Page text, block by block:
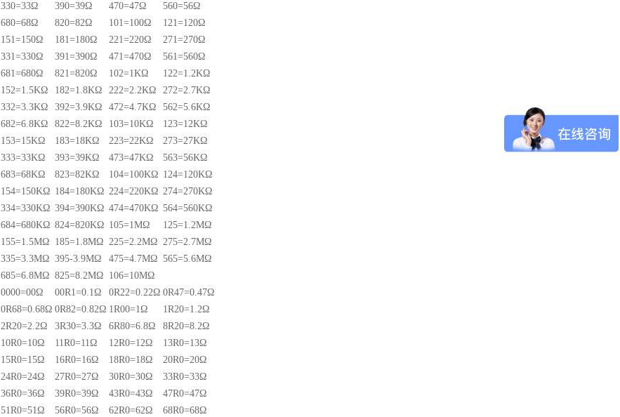
330=33Ω
390=39Ω 470=47Ω
560=56Ω
680=68Ω
820=82Ω 101=100Ω
121=120Ω
151=150Ω
181=180Ω 221=220Ω
271=270Ω
331=330Ω
391=390Ω 471=470Ω
561=560Ω
681=680Ω
821=820Ω 102=1KΩ
122=1.2KΩ
152=1.5KΩ
182=1.8KΩ 222=2.2KΩ
272=2.7KΩ
332=3.3KΩ
392=3.9KΩ 472=4.7KΩ
562=5.6KΩ
682=6.8KΩ
822=8.2KΩ 103=10KΩ
123=12KΩ
153=15KΩ
183=18KΩ 223=22KΩ
273=27KΩ
333=33KΩ
393=39KΩ 473=47KΩ
563=56KΩ
683=68KΩ
823=82KΩ 104=100KΩ 124=120KΩ
154=150KΩ 184=180KΩ 224=220KΩ 274=270KΩ
334=330KΩ 394=390KΩ 474=470KΩ 564=560KΩ
684=680KΩ 824=820KΩ 105=1MΩ
125=1.2MΩ
155=1.5MΩ 185=1.8MΩ 225=2.2MΩ 275=2.7MΩ
335=3.3MΩ 395-3.9MΩ 475=4.7MΩ 565=5.6MΩ
685=6.8MΩ 825=8.2MΩ 106=10MΩ
0000=00Ω
00R1=0.1Ω 0R22=0.22Ω 0R47=0.47Ω
0R68=0.68Ω 0R82=0.82Ω 1R00=1Ω
1R20=1.2Ω
2R20=2.2Ω
3R30=3.3Ω 6R80=6.8Ω
8R20=8.2Ω
10R0=10Ω
11R0=11Ω 12R0=12Ω
13R0=13Ω
15R0=15Ω
16R0=16Ω 18R0=18Ω
20R0=20Ω
24R0=24Ω
27R0=27Ω 30R0=30Ω
33R0=33Ω
36R0=36Ω
39R0=39Ω 43R0=43Ω
47R0=47Ω
51R0=51Ω
56R0=56Ω 62R0=62Ω
68R0=68Ω